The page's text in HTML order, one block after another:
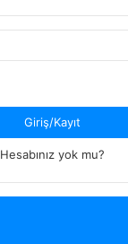
Giriş/Kayıt
Hesabınız yok mu?